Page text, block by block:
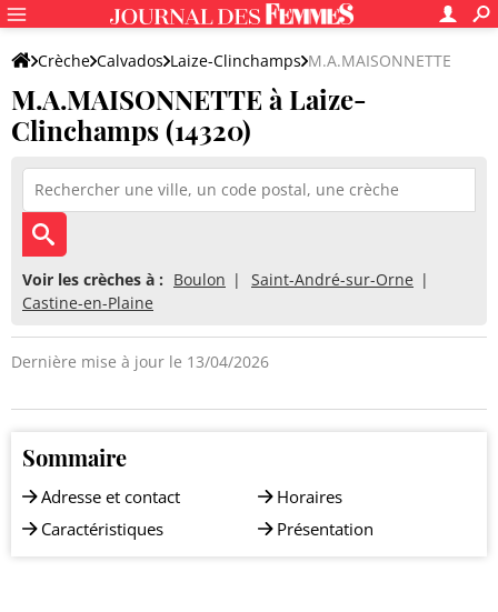
Crèche Calvados Laize-Clinchamps M.A.MAISONNETTE
M.A.MAISONNETTE à Laize-
Clinchamps (14320)
Voir les crèches à : Boulon
Saint-André-sur-Orne
Castine-en-Plaine
Dernière mise à jour le 13/04/2026
Sommaire
Adresse et contact
Caractéristiques
Horaires
Présentation